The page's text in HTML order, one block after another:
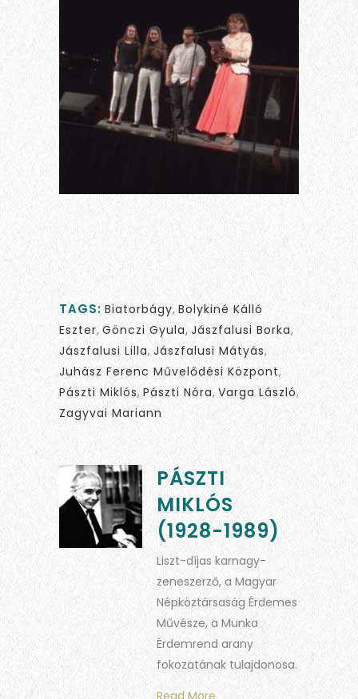
TAGS: Biatorbágy, Bolykiné Kálló
Eszter, Gönczi Gyula, Jászfalusi Borka,
Jászfalusi Lilla, Jászfalusi Mátyás,
Juhász Ferenc Művelődési Központ,
Pászti Miklós, Pászti Nóra, Varga László,
Zagyvai Mariann
PÁSZTI
MIKLÓS
(1928-1989)
Liszt-díjas karnagy-
zeneszerző, a Magyar
Népköztársaság Érdemes
Művésze, a Munka
Érdemrend arany
fokozatának tulajdonosa.